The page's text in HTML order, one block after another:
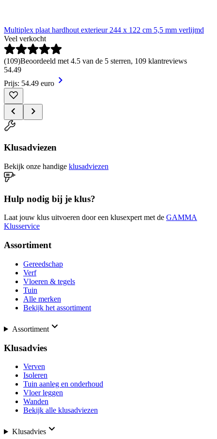
Multiplex plaat hardhout exterieur 244 x 122 cm 5,5 mm verlijmd
Veel verkocht
(109)Beoordeeld met 4.5 van de 5 sterren, 109 klantreviews
54.49
Prijs: 54.49 euro
Klusadviezen
Bekijk onze handige klusadviezen
Hulp nodig bij je klus?
Laat jouw klus uitvoeren door een klusexpert met de GAMMA
Klusservice
Assortiment
Gereedschap
Verf
Vloeren & tegels
Tuin
Alle merken
Bekijk het assortiment
Assortiment
Klusadvies
Verven
Isoleren
Tuin aanleg en onderhoud
Vloer leggen
Wanden
Bekijk alle klusadviezen
Klusadvies